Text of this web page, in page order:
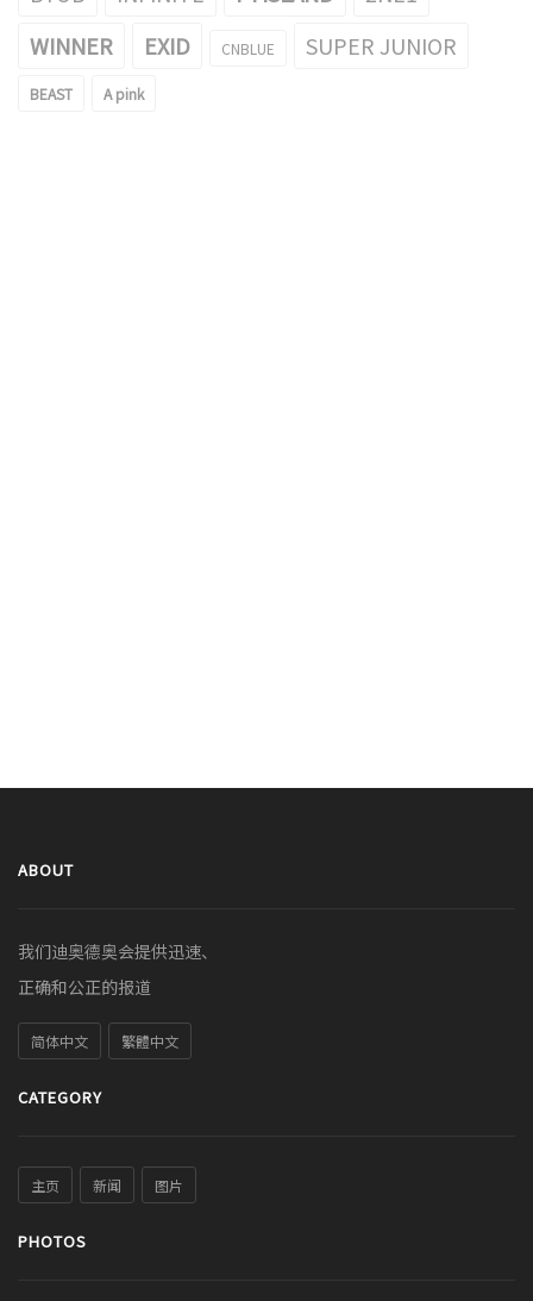
WINNER
EXID CNBLUE SUPER JUNIOR
BEAST A pink
ABOUT
我们迪奥德奥会提供迅速、
正确和公正的报道
简体中文 繁體中文
CATEGORY
主页 新闻 图片
PHOTOS